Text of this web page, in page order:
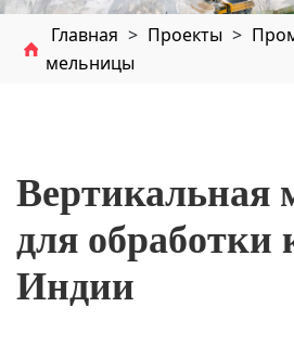
Главная > Проекты >
мельницы
Вертикальная
для обработки
Индии